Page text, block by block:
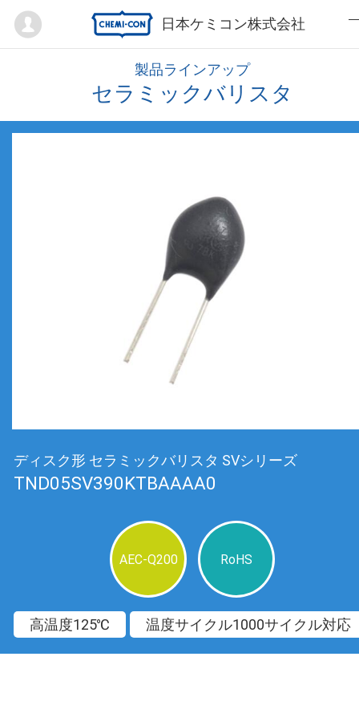
日本ケミコン株式会社
Mypage
製品ラインアップ
セラミックバリスタ
ディスク形 セラミックバリスタ SVシリーズ
TND05SV390KTBAAAA0
AEC-Q200 RoHS
高温度125℃ 温度サイクル1000サイクル対応